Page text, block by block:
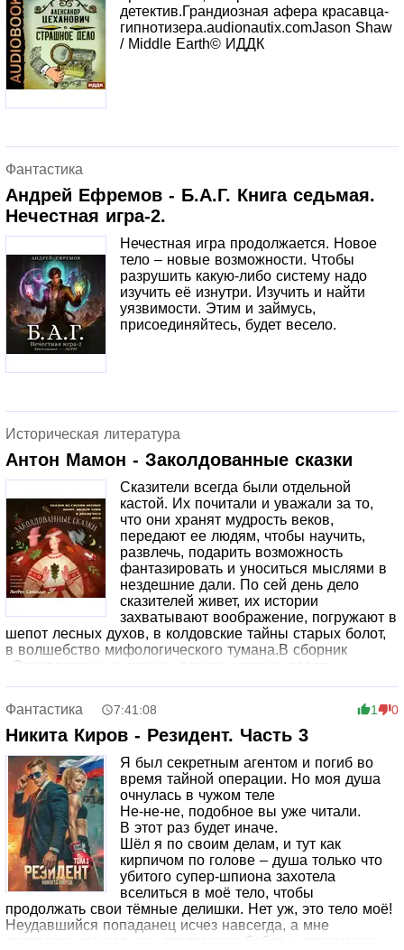
детектив.Грандиозная афера красавца-
гипнотизера.audionautix.comJason Shaw
/ Middle Earth© ИДДК
Фантастика
Андрей Ефремов - Б.А.Г. Книга седьмая.
Нечестная игра-2.
Нечестная игра продолжается. Новое
тело – новые возможности. Чтобы
разрушить какую-либо систему надо
изучить её изнутри. Изучить и найти
уязвимости. Этим и займусь,
присоединяйтесь, будет весело.
Историческая литература
Антон Мамон - Заколдованные сказки
Сказители всегда были отдельной
кастой. Их почитали и уважали за то,
что они хранят мудрость веков,
передают ее людям, чтобы научить,
развлечь, подарить возможность
фантазировать и уноситься мыслями в
нездешние дали. По сей день дело
сказителей живет, их истории
захватывают воображение, погружают в
шепот лесных духов, в колдовские тайны старых болот,
в волшебство мифологического тумана.В сборник
«Заколдованные сказки» вошли истории десяти
невероятными созданиями, пропитан терпким зельем
седой старины.Авторы отправляют читателей в
невероятное путешествие. Здесь есть суровая
Скандинавия на заре Средневековья, погибающая от
засухи Русь, есть и земли, никогда не существовавшие,
но рожденные неукротимой писательской волей.
Легенды смешиваются с былью и вымыслом, позволяют
ощутить корни, которыми мы крепко привязаны к родной
земле, дающей память и жизнь.
Фантастика 7:41:08 1 0
Никита Киров - Резидент. Часть 3
Я был секретным агентом и погиб во
время тайной операции. Но моя душа
очнулась в чужом теле
Не-не-не, подобное вы уже читали.
В этот раз будет иначе.
Шёл я по своим делам, и тут как
кирпичом по голове – душа только что
убитого супер-шпиона захотела
вселиться в моё тело, чтобы
продолжать свои тёмные делишки. Нет уж, это тело моё!
Неудавшийся попаданец исчез навсегда, а мне
достались его навыки, спрятанное бабло и понимание,